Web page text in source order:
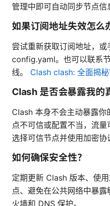
管理中即可自动同步节点信
如果订阅地址失效怎么
尝试重新获取订阅地址，或
config.yaml。也可以联系
线。 Clash clash: 全面揭
Clash 是否会暴露我的
Clash 本身不会主动暴露
点不可信或配置不当，流
选择可信节点并使用加密协
如何确保安全性？
定期更新 Clash 版本、使
点、避免在公共网络中暴
火墙和 DNS 保护。